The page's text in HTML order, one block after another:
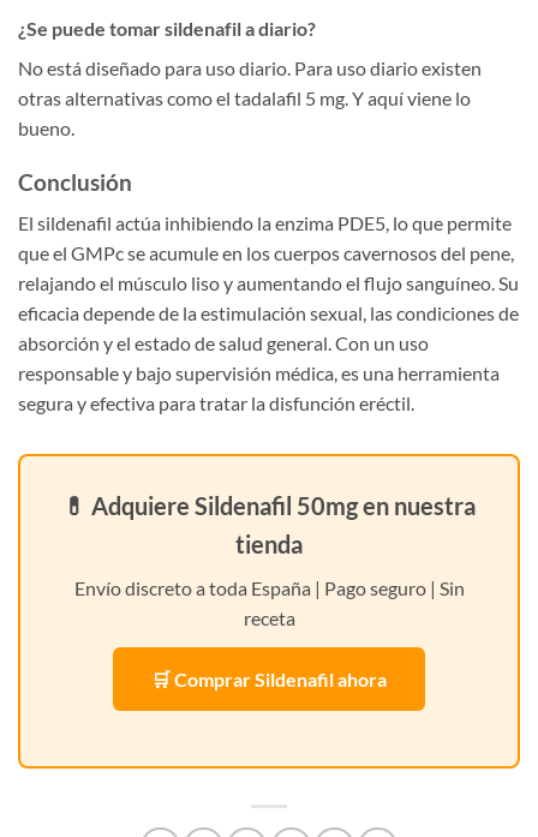
¿Se puede tomar sildenafil a diario?
No está diseñado para uso diario. Para uso diario existen
otras alternativas como el tadalafil 5 mg. Y aquí viene lo
bueno.
Conclusión
El sildenafil actúa inhibiendo la enzima PDE5, lo que permite
que el GMPc se acumule en los cuerpos cavernosos del pene,
relajando el músculo liso y aumentando el flujo sanguíneo. Su
eficacia depende de la estimulación sexual, las condiciones de
absorción y el estado de salud general. Con un uso
responsable y bajo supervisión médica, es una herramienta
segura y efectiva para tratar la disfunción eréctil.
💊 Adquiere Sildenafil 50mg en nuestra
tienda
Envío discreto a toda España | Pago seguro | Sin
receta
🛒 Comprar Sildenafil ahora